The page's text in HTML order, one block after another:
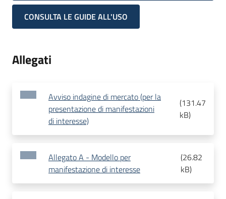
CONSULTA LE GUIDE ALL'USO
Allegati
Avviso indagine di mercato (per la
presentazione di manifestazioni
di interesse)
(131.47
kB)
Allegato A - Modello per
manifestazione di interesse
(26.82
kB)